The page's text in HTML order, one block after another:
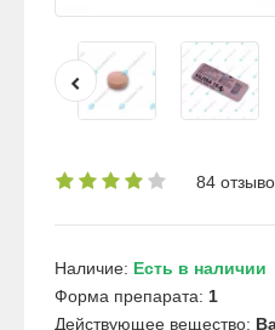
84
Наличие: Есть в наличии
Форма препарата: 1
Действующее вещество: